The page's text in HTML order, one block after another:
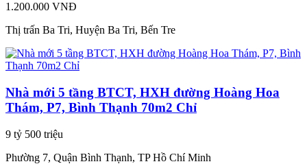
1.200.000 VNĐ
Thị trấn Ba Tri, Huyện Ba Tri, Bến Tre
Nhà mới 5 tầng BTCT, HXH đường Hoàng Hoa
Thám, P7, Bình Thạnh 70m2 Chỉ
9 tỷ 500 triệu
Phường 7, Quận Bình Thạnh, TP Hồ Chí Minh